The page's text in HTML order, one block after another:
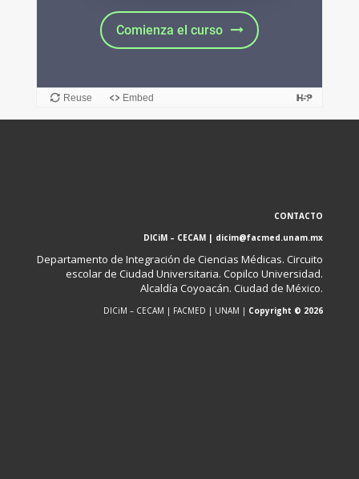
CONTACTO
DICiM – CECAM | dicim@facmed.unam.mx
Departamento de Integración de Ciencias Médicas. Circuito
escolar de Ciudad Universitaria. Copilco Universidad.
Alcaldía Coyoacán. Ciudad de México.
DICiM – CECAM | FACMED | UNAM | Copyright © 2026